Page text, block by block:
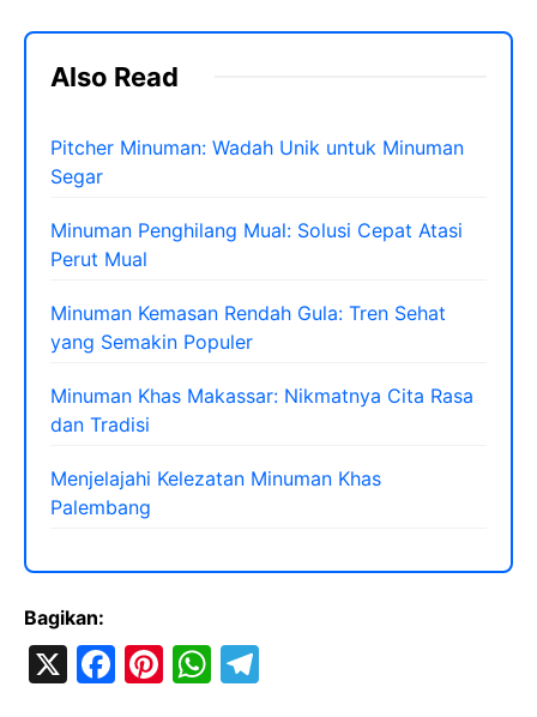
Also Read
Pitcher Minuman: Wadah Unik untuk Minuman
Segar
Minuman Penghilang Mual: Solusi Cepat Atasi
Perut Mual
Minuman Kemasan Rendah Gula: Tren Sehat
yang Semakin Populer
Minuman Khas Makassar: Nikmatnya Cita Rasa
dan Tradisi
Menjelajahi Kelezatan Minuman Khas
Palembang
Bagikan:
X
F
Pi W